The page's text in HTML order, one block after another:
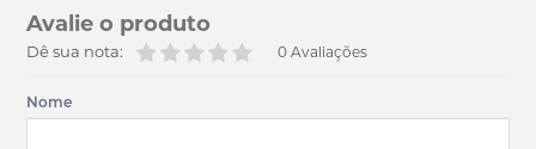
Avalie o produto
0 Avaliações
Dê sua nota:
Nome